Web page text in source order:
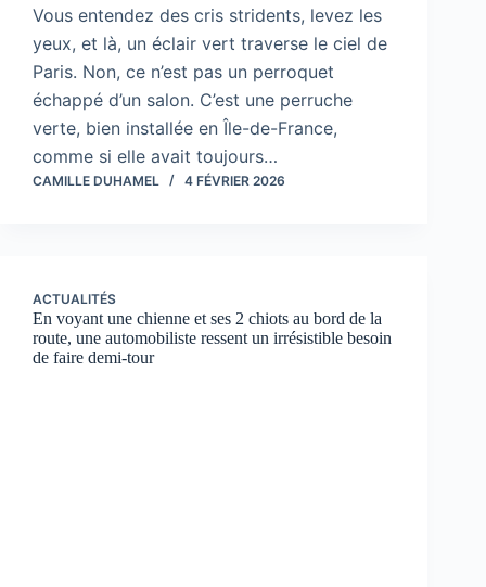
Vous entendez des cris stridents, levez les
yeux, et là, un éclair vert traverse le ciel de
Paris. Non, ce n’est pas un perroquet
échappé d’un salon. C’est une perruche
verte, bien installée en Île-de-France,
comme si elle avait toujours…
CAMILLE DUHAMEL 4 FÉVRIER 2026
ACTUALITÉS
En voyant une chienne et ses 2 chiots au bord de la
route, une automobiliste ressent un irrésistible besoin
de faire demi-tour